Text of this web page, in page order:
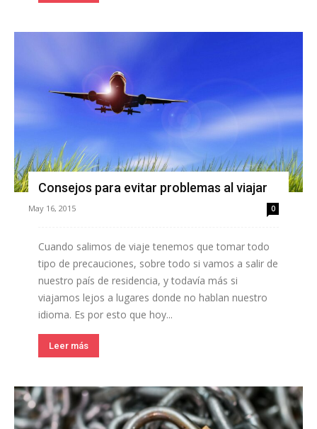
Consejos para evitar problemas al viajar
May 16, 2015 0
Cuando salimos de viaje tenemos que tomar todo
tipo de precauciones, sobre todo si vamos a salir de
nuestro país de residencia, y todavía más si
viajamos lejos a lugares donde no hablan nuestro
idioma. Es por esto que hoy...
Leer más